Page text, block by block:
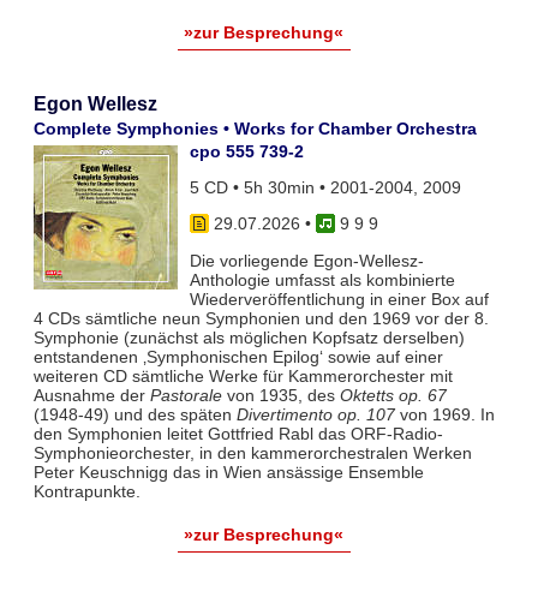
»zur Besprechung«
Egon Wellesz
Complete Symphonies • Works for Chamber Orchestra
cpo 555 739-2
5 CD • 5h 30min • 2001-2004, 2009
29.07.2026 •
9 9 9
Die vorliegende Egon-Wellesz-
Anthologie umfasst als kombinierte
Wiederveröffentlichung in einer Box auf
4 CDs sämtliche neun Symphonien und den 1969 vor der 8.
Symphonie (zunächst als möglichen Kopfsatz derselben)
entstandenen ‚Symphonischen Epilog‘ sowie auf einer
weiteren CD sämtliche Werke für Kammerorchester mit
Ausnahme der Pastoralevon 1935, des Oktetts op. 67
(1948-49) und des späten Divertimento op. 107von 1969. In
den Symphonien leitet Gottfried Rabl das ORF-Radio-
Symphonieorchester, in den kammerorchestralen Werken
Peter Keuschnigg das in Wien ansässige Ensemble
Kontrapunkte.
»zur Besprechung«